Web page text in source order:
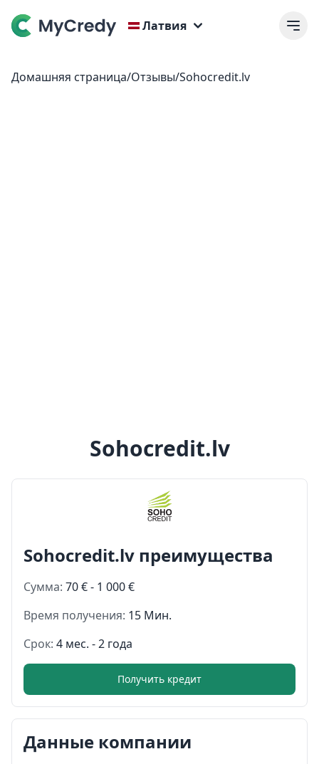
Латвия
Домашняя страница/Отзывы/Sohocredit.lv
Sohocredit.lv
Sohocredit.lv преимущества
Сумма: 70 € - 1 000 €
Время получения: 15 Мин.
Срок: 4 мес. - 2 года
Получить кредит
Данные компании